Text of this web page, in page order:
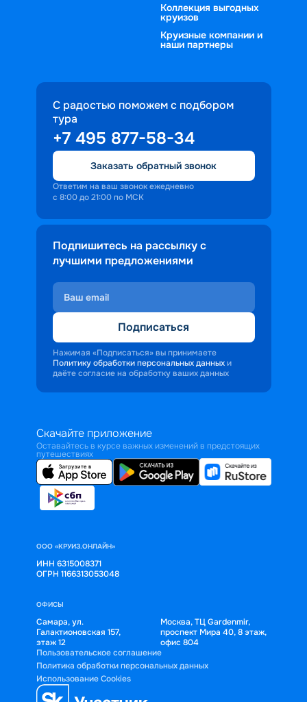
Коллекция выгодных
круизов
Круизные компании и
наши партнеры
С радостью поможем с подбором
тура
+7 495 877-58-34
Заказать обратный звонок
Ответим на ваш звонок ежедневно
с 8:00 до 21:00 по МСК
Подпишитесь на рассылку с
лучшими предложениями
Подписаться
Нажимая «Подписаться» вы принимаете
Политику обработки персональных данных и
даёте согласие на обработку ваших данных
Скачайте приложение
Оставайтесь в курсе важных изменений в предстоящих
путешествиях
ООО «КРУИЗ.ОНЛАЙН»
ИНН 6315008371
ОГРН 1166313053048
ОФИСЫ
Самара, ул.
Галактионовская 157,
этаж 12
Москва, ТЦ Gardenmir,
проспект Мира 40, 8 этаж,
офис 804
Пользовательское соглашение
Политика обработки персональных данных
Использование Cookies